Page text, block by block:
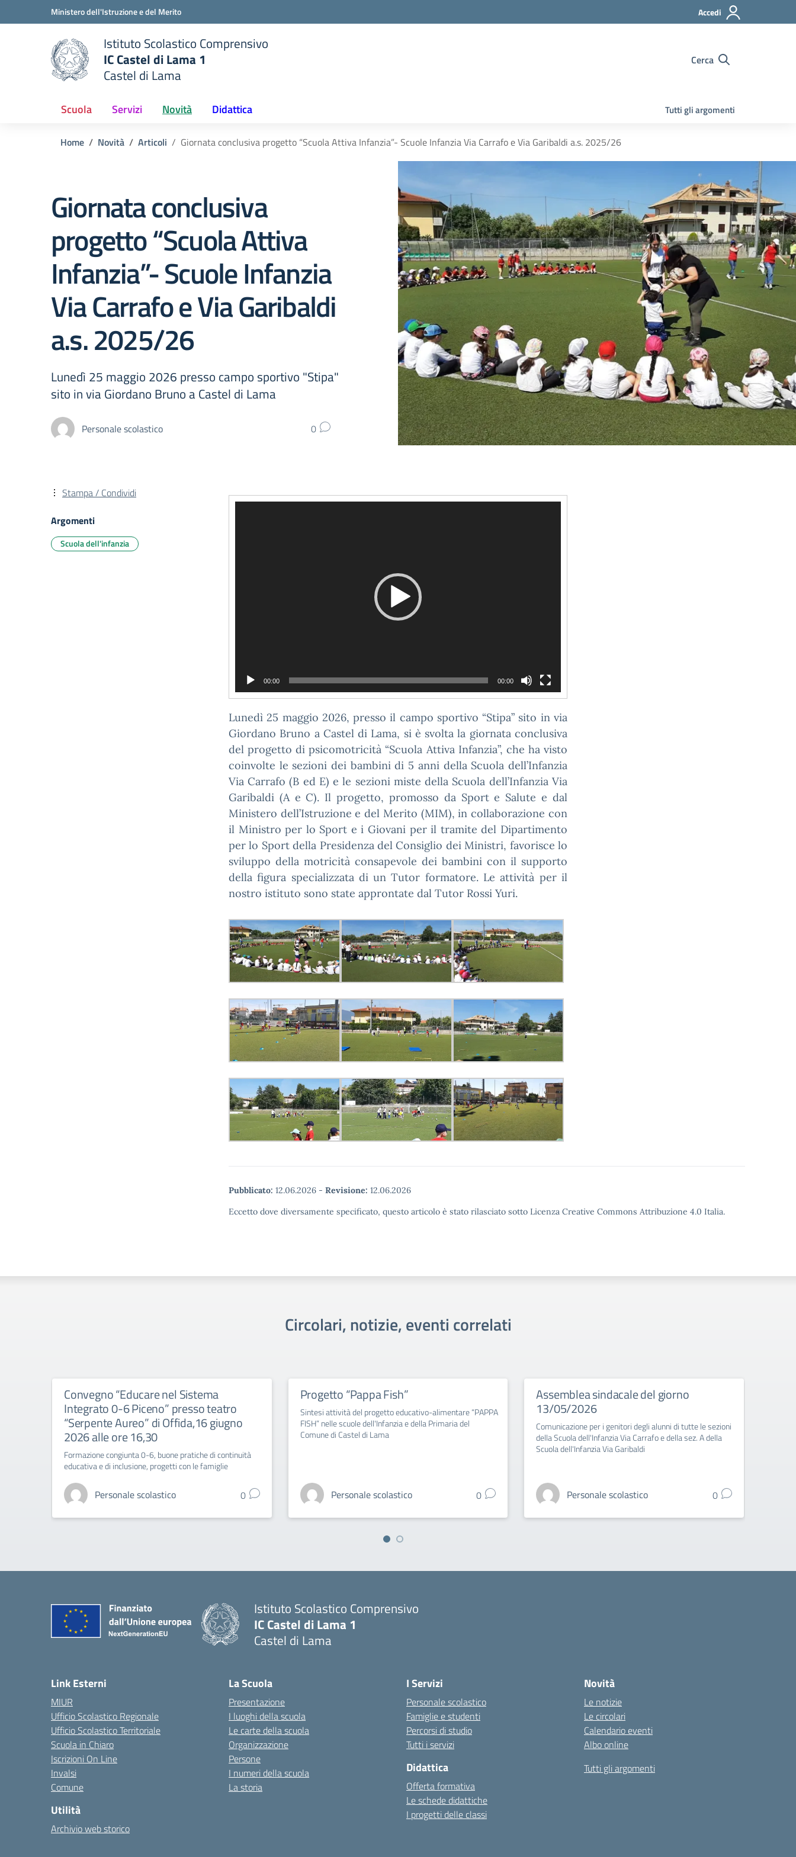
Vai ai contenuti
Vai al menu di navigazioneMinistero dell'Istruzione e del Merito Accedi
scuola
Istituto Scolastico Comprensivo
IC Castel di Lama 1
Castel di Lama
Cerca
Scuola Servizi Novità Didattica Tutti gli argomenti
Home Novità Articoli Giornata conclusiva progetto “Scuola Attiva Infanzia”- Scuole Infanzia Via Carrafo e Via Garibaldi a.s. 2025/26
Giornata conclusiva
progetto “Scuola Attiva
Infanzia”- Scuole Infanzia
Via Carrafo e Via Garibaldi
a.s. 2025/26
Lunedì 25 maggio 2026 presso campo sportivo "Stipa"
sito in via Giordano Bruno a Castel di Lama
Personale scolastico 0
00:00 00:00
Lunedì 25 maggio 2026, presso il campo sportivo “Stipa” sito in via
Giordano Bruno a Castel di Lama, si è svolta la giornata conclusiva
del progetto di psicomotricità “Scuola Attiva Infanzia”, che ha visto
coinvolte le sezioni dei bambini di 5 anni della Scuola dell’Infanzia
Via Carrafo (B ed E) e le sezioni miste della Scuola dell’Infanzia Via
Garibaldi (A e C). Il progetto, promosso da Sport e Salute e dal
Ministero dell’Istruzione e del Merito (MIM), in collaborazione con
il Ministro per lo Sport e i Giovani per il tramite del Dipartimento
per lo Sport della Presidenza del Consiglio dei Ministri, favorisce lo
sviluppo della motricità consapevole dei bambini con il supporto
della figura specializzata di un Tutor formatore. Le attività per il
nostro istituto sono state approntate dal Tutor Rossi Yuri.
Pubblicato: 12.06.2026 - Revisione: 12.06.2026
Eccetto dove diversamente specificato, questo articolo è stato rilasciato sotto Licenza Creative Commons Attribuzione 4.0 Italia.
Stampa / Condividi
Argomenti
Scuola dell'infanzia
Circolari, notizie, eventi correlati
Convegno “Educare nel Sistema
Integrato 0-6 Piceno” presso teatro
“Serpente Aureo” di Offida,16 giugno
2026 alle ore 16,30
Formazione congiunta 0-6, buone pratiche di continuità
educativa e di inclusione, progetti con le famiglie
Personale scolastico 0
Progetto “Pappa Fish”
Sintesi attività del progetto educativo-alimentare “PAPPA
FISH” nelle scuole dell'Infanzia e della Primaria del
Comune di Castel di Lama
Personale scolastico 0
Assemblea sindacale del giorno
13/05/2026
Comunicazione per i genitori degli alunni di tutte le sezioni
della Scuola dell'Infanzia Via Carrafo e della sez. A della
Scuola dell'Infanzia Via Garibaldi
Personale scolastico 0
Istituto Scolastico Comprensivo
IC Castel di Lama 1
Castel di Lama
Link Esterni
MIUR
Ufficio Scolastico Regionale
Ufficio Scolastico Territoriale
Scuola in Chiaro
Iscrizioni On Line
Invalsi
Comune
Utilità
Archivio web storico
La Scuola
Presentazione
I luoghi della scuola
Le carte della scuola
Organizzazione
Persone
I numeri della scuola
La storia
I Servizi
Personale scolastico
Famiglie e studenti
Percorsi di studio
Tutti i servizi
Didattica
Offerta formativa
Le schede didattiche
I progetti delle classi
Novità
Le notizie
Le circolari
Calendario eventi
Albo online
Tutti gli argomenti